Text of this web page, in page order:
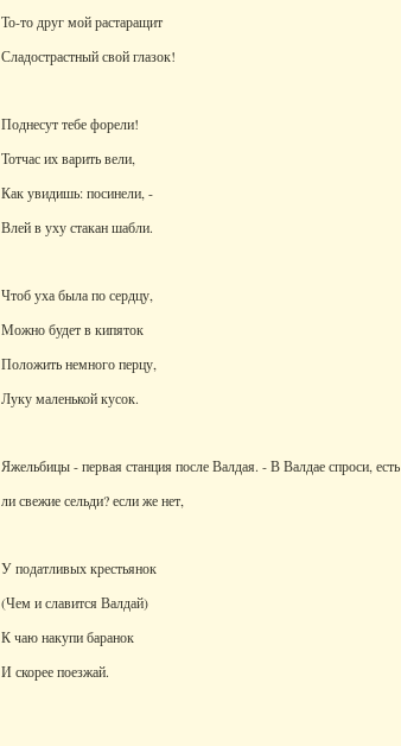
То-то друг мой растаращит
Сладострастный свой глазок!
Поднесут тебе форели!
Тотчас их варить вели,
Как увидишь: посинели, -
Влей в уху стакан шабли.
Чтоб уха была по сердцу,
Можно будет в кипяток
Положить немного перцу,
Луку маленькой кусок.
Яжельбицы - первая станция после Валдая. - В Валдае спроси, есть
ли свежие сельди? если же нет,
У податливых крестьянок
(Чем и славится Валдай)
К чаю накупи баранок
И скорее поезжай.